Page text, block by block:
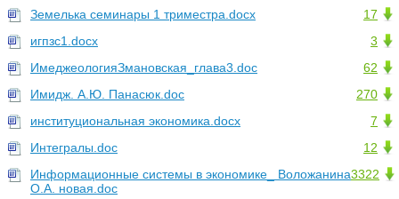
17
Земелька семинары 1 триместра.docx
3
игпзс1.docx
62
ИмеджеологияЗмановская_глава3.doc
270
Имидж. А.Ю. Панасюк.doc
7
институциональная экономика.docx
12
Интегралы.doc
3322
Информационные системы в экономике_ Воложанина
О.А. новая.doc